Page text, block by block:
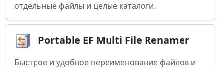
отдельные файлы и целые каталоги.
Portable EF Multi File Renamer
Быстрое и удобное переименование файлов и